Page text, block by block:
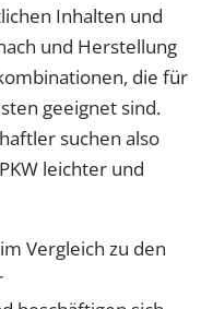
Inhalten und
und Herstellung
die für
geeignet sind.
suchen also
leichter und
Vergleich zu den